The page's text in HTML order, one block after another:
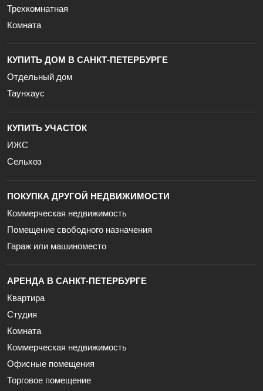
Трехкомнатная
Комната
КУПИТЬ ДОМ В САНКТ-ПЕТЕРБУРГЕ
Отдельный дом
Таунхаус
КУПИТЬ УЧАСТОК
ИЖС
Сельхоз
ПОКУПКА ДРУГОЙ НЕДВИЖИМОСТИ
Коммерческая недвижимость
Помещение свободного назначения
Гараж или машиноместо
АРЕНДА В САНКТ-ПЕТЕРБУРГЕ
Квартира
Студия
Комната
Коммерческая недвижимость
Офисные помещения
Торговое помещение